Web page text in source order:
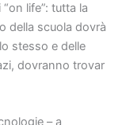
life”: tutta la
della scuola dovrà
stesso e delle
dovranno trovar
– a